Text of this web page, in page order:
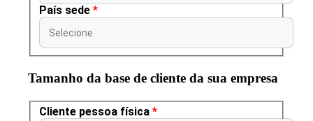
País sede *
Selecione
Tamanho da base de cliente da sua empresa
Cliente pessoa física *